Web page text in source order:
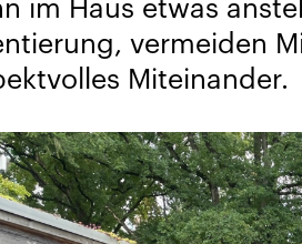
im Haus etwas
vermeiden
Miteinander.